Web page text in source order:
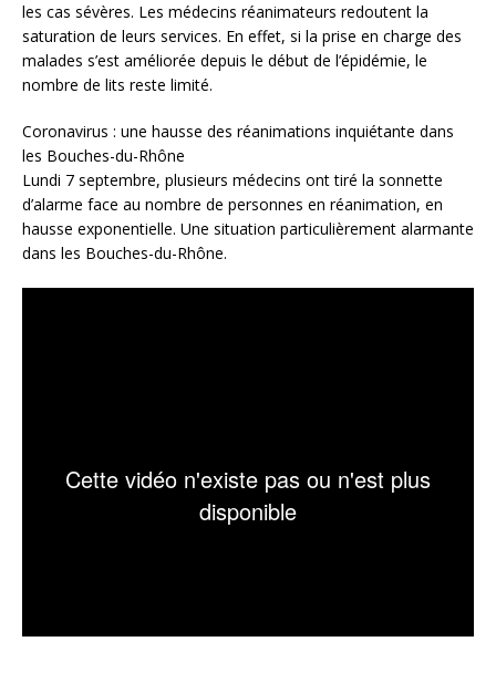
les cas sévères. Les médecins réanimateurs redoutent la
saturation de leurs services. En effet, si la prise en charge des
malades s’est améliorée depuis le début de l’épidémie, le
nombre de lits reste limité.
Coronavirus : une hausse des réanimations inquiétante dans
les Bouches-du-Rhône
Lundi 7 septembre, plusieurs médecins ont tiré la sonnette
d’alarme face au nombre de personnes en réanimation, en
hausse exponentielle. Une situation particulièrement alarmante
dans les Bouches-du-Rhône.